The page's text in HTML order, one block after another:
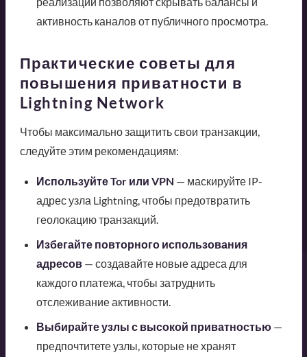
активность каналов от публичного просмотра.
Практические советы для
повышения приватности в
Lightning Network
Чтобы максимально защитить свои транзакции,
следуйте этим рекомендациям:
Используйте Tor или VPN — маскируйте IP-
адрес узла Lightning, чтобы предотвратить
геолокацию транзакций.
Избегайте повторного использования
адресов— создавайте новые адреса для
каждого платежа, чтобы затруднить
отслеживание активности.
Выбирайте узлы с высокой приватностью —
предпочтитете узлы, которые не хранят